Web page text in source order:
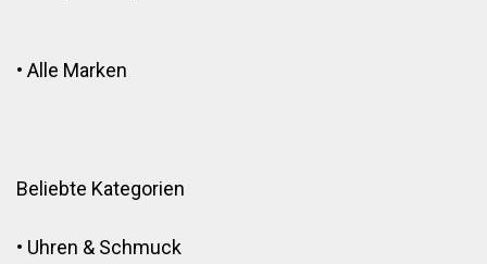
• Alle Marken
Beliebte Kategorien
• Uhren & Schmuck